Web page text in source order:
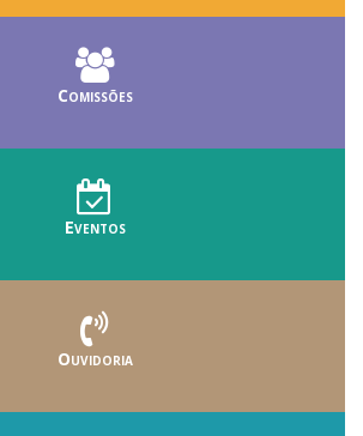
Comissões
Eventos
Ouvidoria